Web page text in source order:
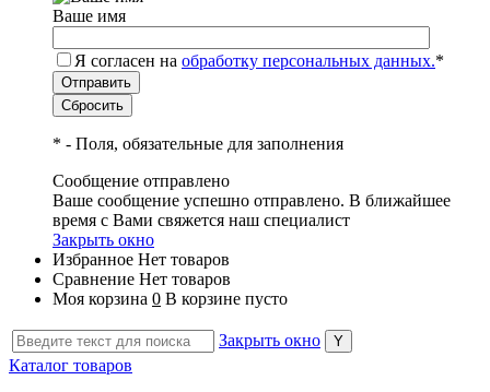
Ваше имя
Я согласен на обработку персональных данных.*
* - Поля, обязательные для заполнения
Сообщение отправлено
Ваше сообщение успешно отправлено. В ближайшее
время с Вами свяжется наш специалист
Закрыть окно
Избранное Нет товаров
Сравнение Нет товаров
Моя корзина 0 В корзине пусто
Закрыть окно
Каталог товаров